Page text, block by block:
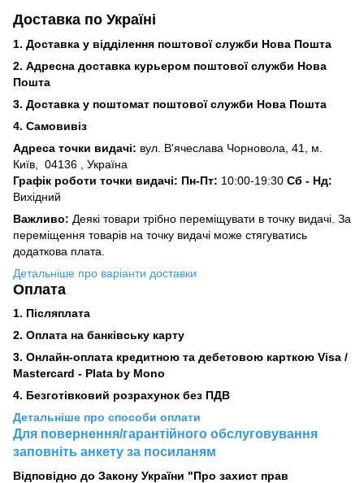
Доставка по Україні
1. Доставка у відділення поштової служби Нова Пошта
2. Адресна доставка курьером поштової служби Нова
Пошта
3. Доставка у поштомат поштової служби Нова Пошта
4. Самовивіз
Адреса точки видачі: вул. В'ячеслава Чорновола, 41, м.
Київ,
04136 , Україна
Графік роботи точки видачі: Пн-Пт: 10:00-19:30 Сб - Нд:
Вихідний
Важливо: Деякі товари трібно переміщувати в точку видачі. За
переміщення товарів на точку видачі може стягуватись
додаткова плата.
Детальніше про варіанти доставки
Оплата
1. Післяплата
2. Оплата на банківську карту
3. Онлайн-оплата кредитною та дебетовою карткою Visa /
Mastercard - Plata by Mono
4. Безготівковий розрахунок без ПДВ
Детальніше про способи оплати
Для повернення/гарантійного обслуговування
заповніть анкету за посиланям
Відповідно до Закону України "Про захист прав